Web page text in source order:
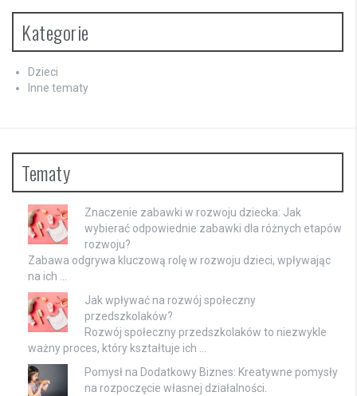
Kategorie
Dzieci
Inne tematy
Tematy
Znaczenie zabawki w rozwoju dziecka: Jak
wybierać odpowiednie zabawki dla różnych etapów
rozwoju?
Zabawa odgrywa kluczową rolę w rozwoju dzieci, wpływając
na ich …
Jak wpływać na rozwój społeczny
przedszkolaków?
Rozwój społeczny przedszkolaków to niezwykle
ważny proces, który kształtuje ich …
Pomysł na Dodatkowy Biznes: Kreatywne pomysły
na rozpoczęcie własnej działalności.